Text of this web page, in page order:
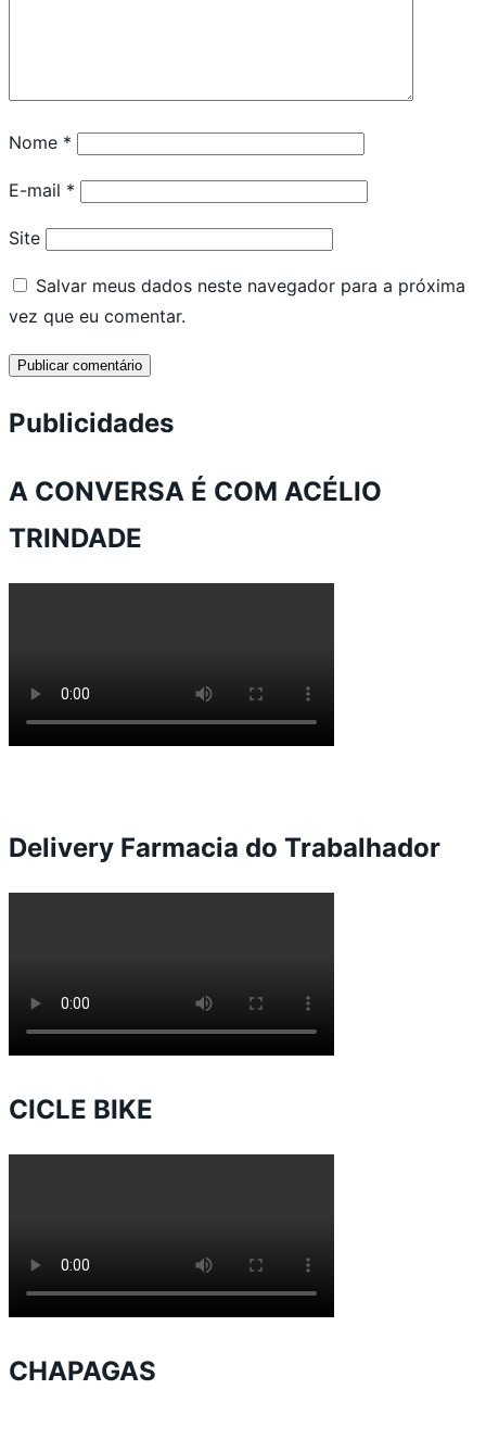
Nome *
E-mail *
Site
Salvar meus dados neste navegador para a próxima
vez que eu comentar.
Publicidades
A CONVERSA É COM ACÉLIO
TRINDADE
Delivery Farmacia do Trabalhador
CICLE BIKE
CHAPAGAS